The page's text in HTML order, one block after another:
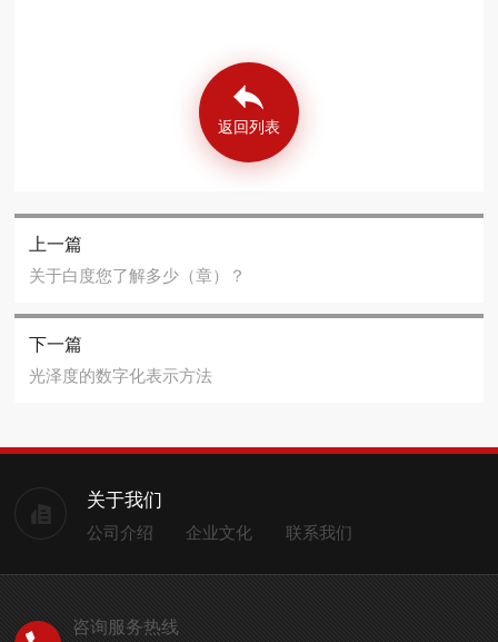
返回列表
上一篇
关于白度您了解多少（章）？
下一篇
光泽度的数字化表示方法
关于我们
公司介绍 企业文化 联系我们
咨询服务热线